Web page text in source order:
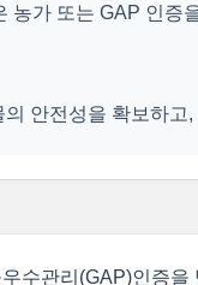
농가 또는 GAP 인증
의 안전성을 확보하
수관리(GAP)인증을